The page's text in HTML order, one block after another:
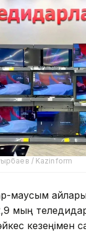
/ Kazinform
маусым
мың
кезеңімен